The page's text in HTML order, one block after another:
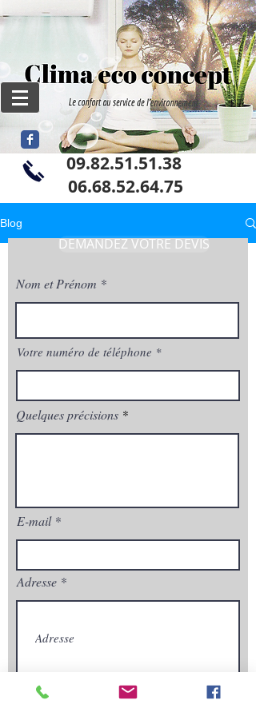
09.82.51.51.38
06.68.52.64.75
Blog
DEMANDEZ VOTRE DEVIS
Nom et Prénom
Votre numéro de téléphone
Quelques précisions
E-mail
Adresse
Envoyez